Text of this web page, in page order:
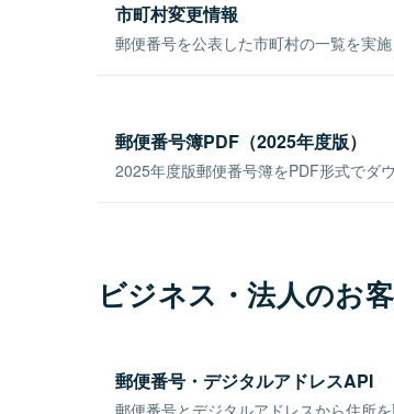
市町村変更情報
郵便番号を公表した市町村の一覧を実
郵便番号簿PDF（2025年度版）
2025年度版郵便番号簿をPDF形式でダ
ビジネス・法人のお
郵便番号・デジタルアドレスAPI